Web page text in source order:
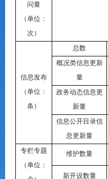
问量
（单位：
次）
信息发布
（单位：
条）
总数
概况类信息更新
量
政务动态信息更
新量
信息公开目录信
息更新量
专栏专题
（单位：
维护数量
新开设数量